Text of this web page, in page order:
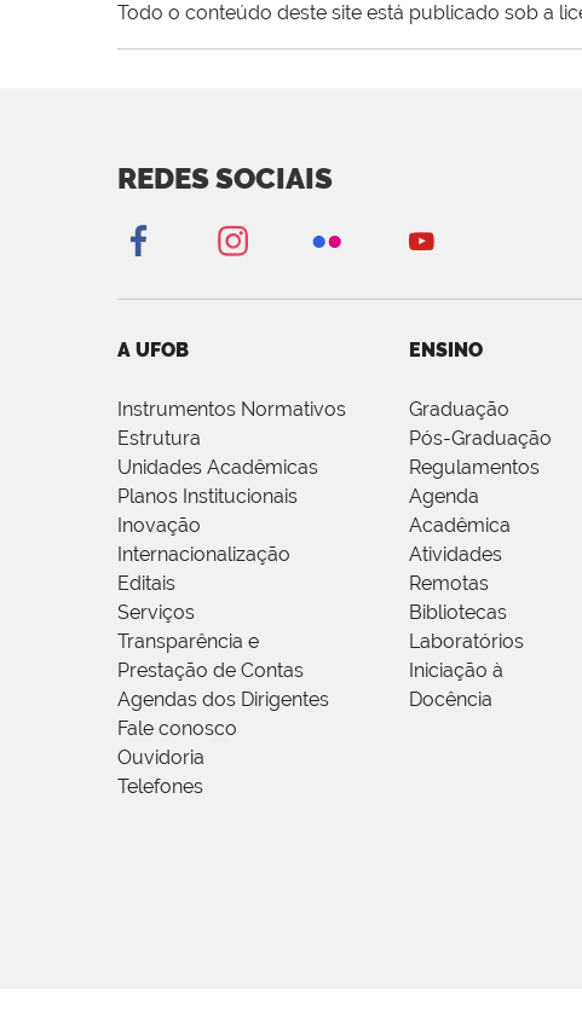
Todo o conteúdo deste site está publicado sob a
REDES SOCIAIS
A UFOB
Instrumentos Normativos
Estrutura
Unidades Acadêmicas
Planos Institucionais
Inovação
Internacionalização
Editais
Serviços
Transparência e
Prestação de Contas
Agendas dos Dirigentes
Fale conosco
Ouvidoria
Telefones
ENSINO
Graduação
Pós-Graduação
Regulamentos
Agenda
Acadêmica
Atividades
Remotas
Bibliotecas
Laboratórios
Iniciação à
Docência